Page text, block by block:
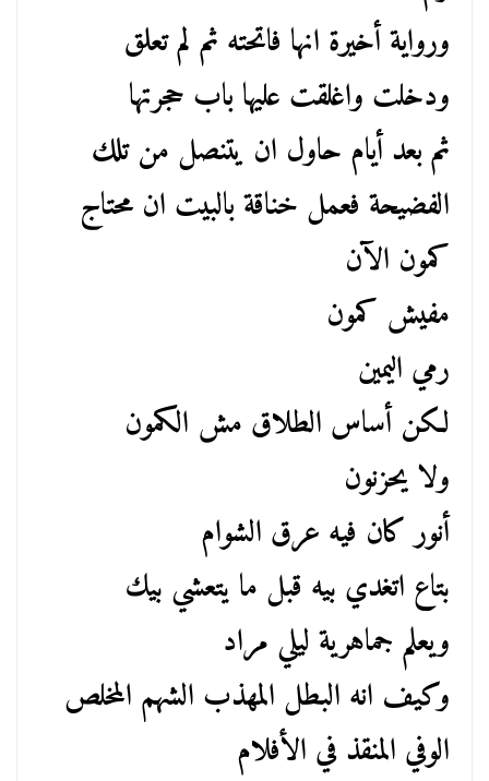
ورواية أخيرة انها فاتحته ثم لم تعلق
ودخلت واغلقت عليها باب حجرتها
ثم بعد أيام حاول ان يتنصل من تلك
الفضيحة فعمل خناقة بالبيت ان محتاج
كمون الآن
مفيش كمون
رمي اليمين
لكن أساس الطلاق مش الكمون
ولا يحزنون
أنور كان فيه عرق الشوام
بتاع اتغدي بيه قبل ما يتعشي بيك
ويعلم جماهرية ليلي مراد
وكيف انه البطل المهذب الشهم المخلص
الوفي المنقذ في الأفلام